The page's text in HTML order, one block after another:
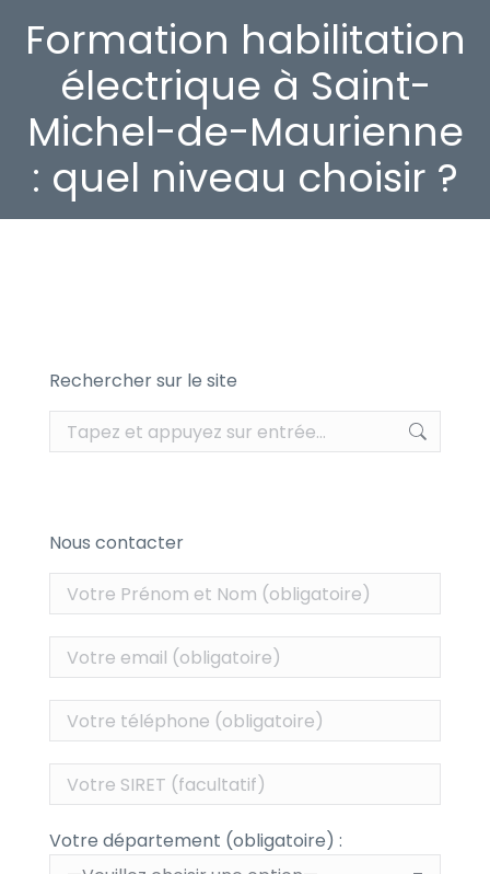
Formation habilitation
électrique à Saint-
Michel-de-Maurienne
: quel niveau choisir ?
Rechercher sur le site
Recherche
:
Nous contacter
Votre département (obligatoire) :